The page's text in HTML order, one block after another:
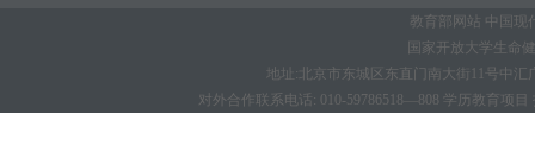
教育部网站 中国现
国家开放大学生命
地址:北京市东城区东直门南大街11号中汇
对外合作联系电话: 010-59786518—808 学历教育项